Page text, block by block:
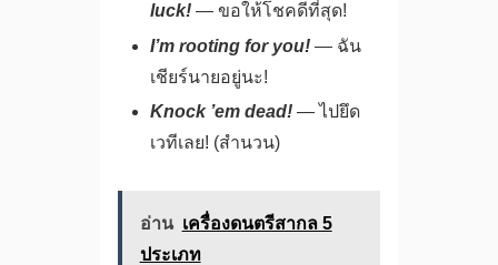
luck!— ขอให้โชคดีที่สุด!
I’m rooting for you!— ฉัน
เชียร์นายอยู่นะ!
Knock ’em dead!— ไปยึด
เวทีเลย! (สำนวน)
อ่าน เครื่องดนตรีสากล 5
ประเภท